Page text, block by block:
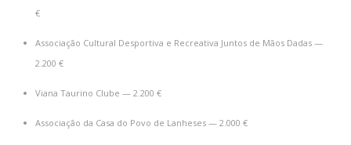
€
Associação Cultural Desportiva e Recreativa Juntos de Mãos Dadas —
2.200 €
Viana Taurino Clube — 2.200 €
Associação da Casa do Povo de Lanheses — 2.000 €